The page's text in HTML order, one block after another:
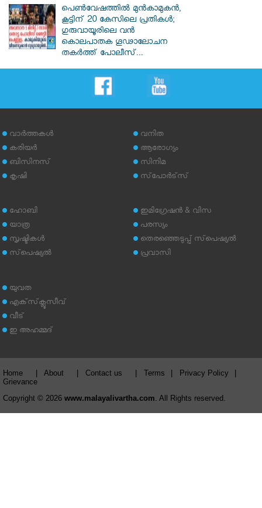
പെൺവേഷത്തിൽ മുൻകാമുകൻ,
കൂട്ടിന് 20 കേസിലെ പ്രതികൾ;
ഗുരുവായൂരിലെ വൻ
കൊലപാതക ഗൂഢാലോചന
തകർത്ത് പോലീസ്...
വാര്‍ത്തകള്‍
കരിയര്‍
ബിസിനസ്
കൃഷി
വനിത
ആരോഗ്യം
സിനിമ
സ്‌പോര്‍ട്‌സ്
ഹോബി
യാത്ര
സൃഷ്ടികള്‍
സ്‌പെഷ്യല്‍
ഇമിഗ്രേഷന്‍ & വിസ
പരസ്യം
തെരഞ്ഞെടുപ്പ് സ്‌പെഷ്യല്‍
പ്രവാസി
യുവത
എക്‌സ്‌ക്ലൂസീവ്
വീട്
ഇ അഹമ്മദ്‌
Home About Contact us Terms Privacy Policy
Grievance
Copyright © 2026 www.malayalivartha.com . All Rights reserved.